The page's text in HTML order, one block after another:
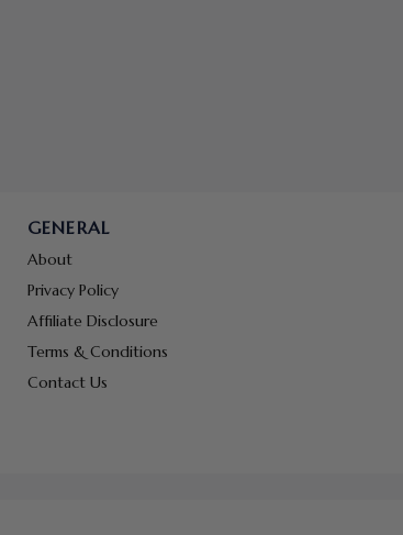
GENERAL
About
Privacy Policy
Affiliate Disclosure
Terms & Conditions
Contact Us